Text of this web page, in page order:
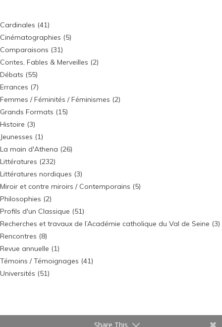
Cardinales (41)
Cinématographies (5)
Comparaisons (31)
Contes, Fables & Merveilles (2)
Débats (55)
Errances (7)
Femmes / Féminités / Féminismes (2)
Grands Formats (15)
Histoire (3)
Jeunesses (1)
La main d'Athena (26)
Littératures (232)
Littératures nordiques (3)
Miroir et contre miroirs / Contemporains (5)
Philosophies (2)
Profils d'un Classique (51)
Recherches et travaux de l’Académie catholique du Val de Seine (3)
Rencontres (8)
Revue annuelle (1)
Témoins / Témoignages (41)
Universités (51)
Share This